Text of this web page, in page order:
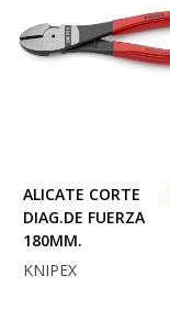
ALICATE CORTE
DIAG.DE FUERZA
180MM.
KNIPEX